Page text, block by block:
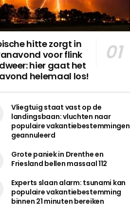
hitte zorgt in
voor flink
hier gaat het
helemaal los!
Vliegtuig staat vast op de
landingsbaan: vluchten naar
populaire vakantiebestemmingen
geannuleerd
Grote paniek in Drenthe en
Friesland bellen massaal 112
Experts slaan alarm: tsunami kan
populaire vakantiebestemming
binnen 21 minuten bereiken